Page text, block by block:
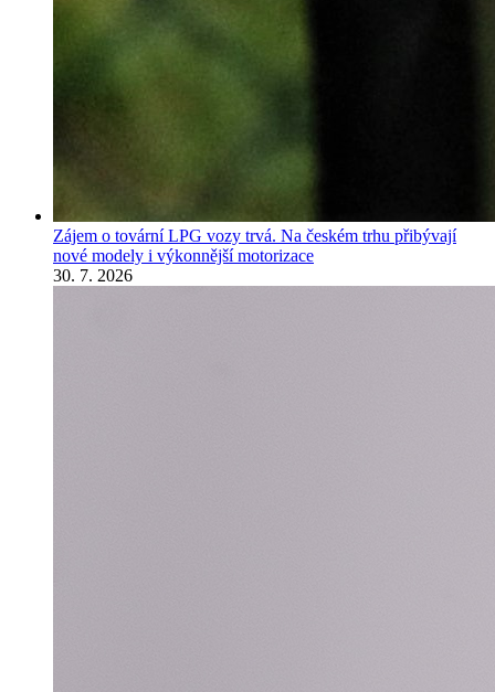
Zájem o tovární LPG vozy trvá. Na českém trhu přibývají
nové modely i výkonnější motorizace
30. 7. 2026